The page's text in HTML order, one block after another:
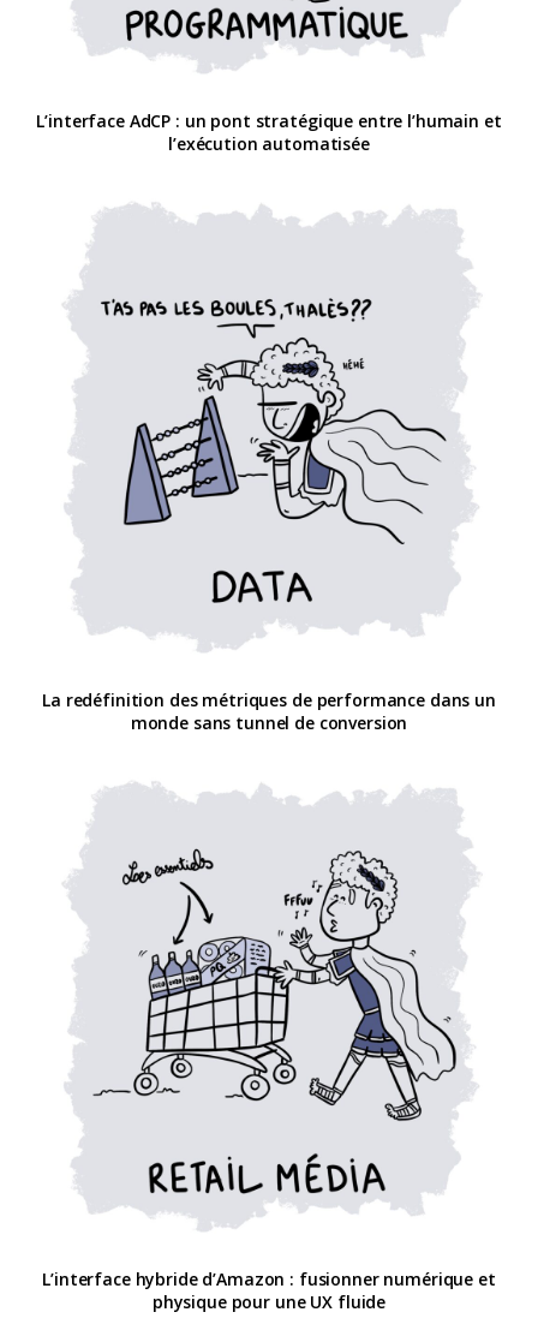
L’interface AdCP : un pont stratégique entre l’humain et
l’exécution automatisée
La redéfinition des métriques de performance dans un
monde sans tunnel de conversion
L’interface hybride d’Amazon : fusionner numérique et
physique pour une UX fluide